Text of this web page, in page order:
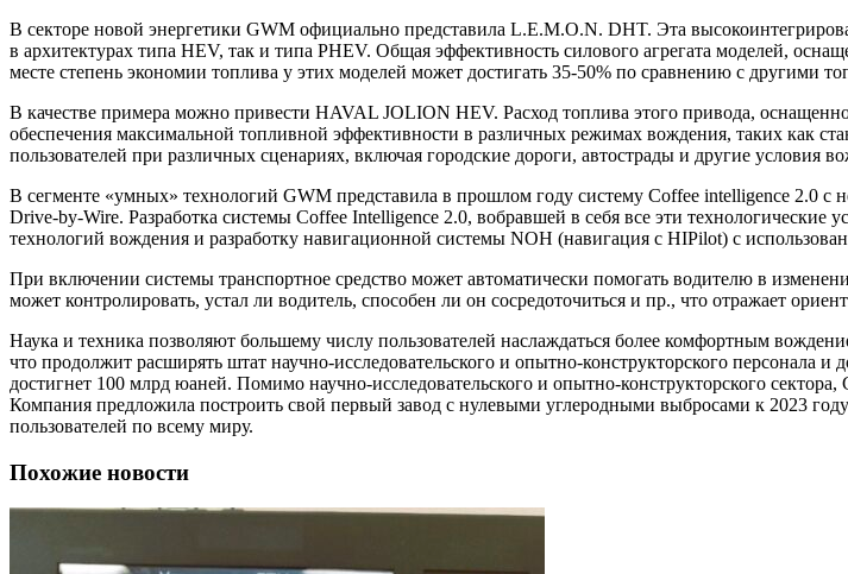
В секторе новой энергетики GWM официально представила L.E.M.O.N. DHT. Эта
в архитектурах типа HEV, так и типа PHEV. Общая эффективность силового агрегата моделей,
месте степень экономии топлива у этих моделей может достигать 35-50% по сравнению с другими
В качестве примера можно привести HAVAL JOLION HEV. Расход топлива этого привода,
обеспечения максимальной топливной эффективности в различных режимах вождения, таких как
пользователей при различных сценариях, включая городские дороги, автострады и другие условия
В сегменте «умных» технологий GWM представила в прошлом году систему Coffee intelligence 2.0 с
Drive-by-Wire. Разработка системы Coffee Intelligence 2.0, вобравшей в себя все эти
технологий вождения и разработку навигационной системы NOH (навигация с HIPilot) с
При включении системы транспортное средство может автоматически помогать водителю в
может контролировать, устал ли водитель, способен ли он сосредоточиться и пр., что отражает
Наука и техника позволяют большему числу пользователей наслаждаться более комфортным
что продолжит расширять штат научно-исследовательского и опытно-конструкторского персонала
достигнет 100 млрд юаней. Помимо научно-исследовательского и опытно-конструкторского
Компания предложила построить свой первый завод с нулевыми углеродными выбросами к 2023
пользователей по всему миру.
Похожие новости